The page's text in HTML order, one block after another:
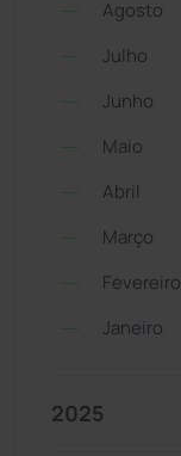
Agosto
Julho
Junho
Maio
Abril
Março
Fevereiro
Janeiro
2025